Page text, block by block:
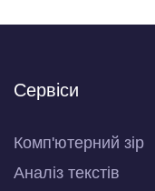
Сервіси
Комп'ютерний зір
Аналіз текстів